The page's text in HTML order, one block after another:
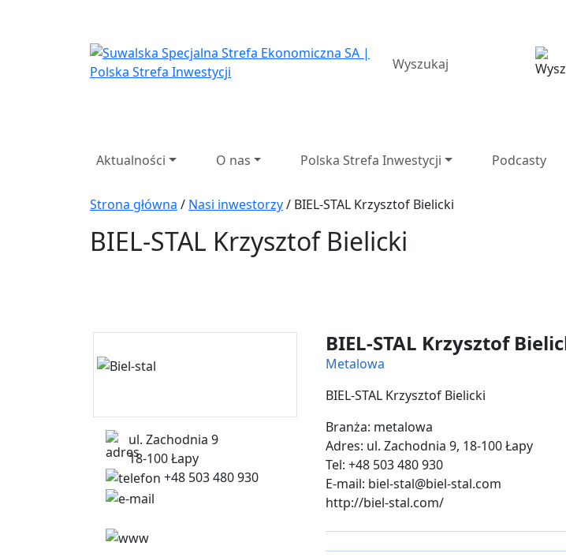
Suwalska Specjalna Strefa
wyszukiwarka
Aktualności O nas Polska Strefa Inwestycji Podcasty
Strona główna / Nasi inwestorzy/ BIEL-STAL Krzysztof Bielicki
BIEL-STAL Krzysztof Bielicki
ul. Zachodnia 9
18-100 Łapy
+48 503 480 930
BIEL-STAL Krzysztof
Metalowa
BIEL-STAL Krzysztof Bielicki
Branża: metalowa
Adres: ul. Zachodnia 9, 18-100 Łapy
Tel: +48 503 480 930
E-mail: biel-stal@biel-stal.com
http://biel-stal.com/